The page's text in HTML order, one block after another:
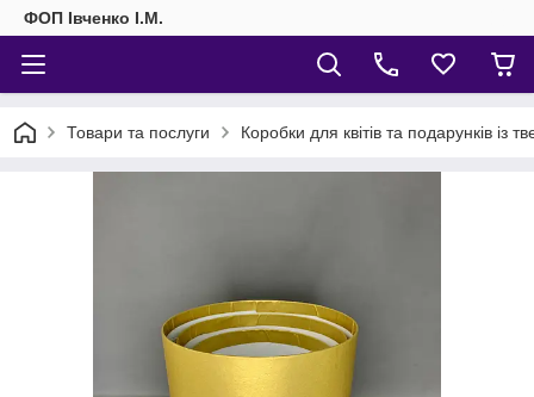
ФОП Івченко І.М.
Товари та послуги Коробки для квітів та подарунків із